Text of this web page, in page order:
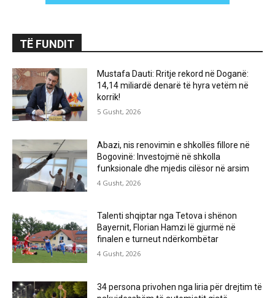
TË FUNDIT
Mustafa Dauti: Rritje rekord në Doganë:
14,14 miliardë denarë të hyra vetëm në
korrik!
5 Gusht, 2026
Abazi, nis renovimin e shkollës fillore në
Bogovinë: Investojmë në shkolla
funksionale dhe mjedis cilësor në arsim
4 Gusht, 2026
Talenti shqiptar nga Tetova i shënon
Bayernit, Florian Hamzi lë gjurmë në
finalen e turneut ndërkombëtar
4 Gusht, 2026
34 persona privohen nga liria për drejtim të